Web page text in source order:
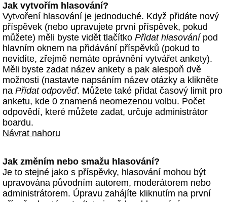
Jak vytvořím hlasování?
Vytvoření hlasování je jednoduché. Když přidáte nový
příspěvek (nebo upravujete první příspěvek, pokud
můžete) měli byste vidět tlačítko Přidat hlasovánípod
hlavním oknem na přidávání příspěvků (pokud to
nevidíte, zřejmě nemáte oprávnění vytvářet ankety).
Měli byste zadat název ankety a pak alespoň dvě
možnosti (nastavte napsáním název otázky a klikněte
na Přidat odpověď. Můžete také přidat časový limit pro
anketu, kde 0 znamená neomezenou volbu. Počet
odpovědí, které můžete zadat, určuje administrátor
boardu.
Návrat nahoru
Jak změním nebo smažu hlasování?
Je to stejné jako s příspěvky, hlasování mohou být
upravována původním autorem, moderátorem nebo
administrátorem. Úpravu zahájíte kliknutím na první